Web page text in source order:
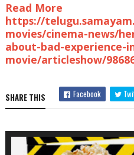
Read More
https://
movies/cinema-news/
about-bad-experience-
movie/articleshow/
SHARE THIS Facebook